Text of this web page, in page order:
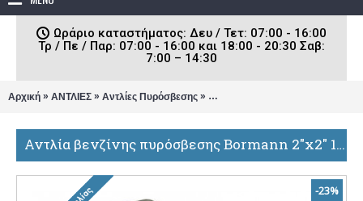
Ωράριο καταστήματος: Δευ / Τετ: 07:00 - 16:00
Τρ / Πε / Παρ: 07:00 - 16:00 και 18:00 - 20:30 Σαβ:
7:00 – 14:30
Αρχική » ΑΝΤΛΙΕΣ » Αντλίες Πυρόσβεσης » Αντλία βενζίνης πυρόσβεσης
Αντλία βενζίνης πυρόσβεσης Bormann 2"x2" 196cc BGB1000 034476
-23%